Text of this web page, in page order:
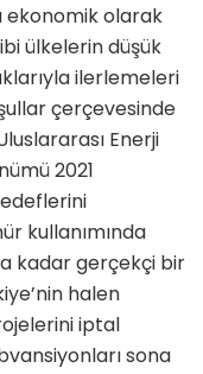
ekonomik olarak
ülkelerin düşük
ilerlemeleri
çerçevesinde
Enerji
2021
kullanımında
kadar gerçekçi bir
halen
iptal
sona